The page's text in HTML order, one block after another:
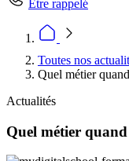
Être rappelé
Toutes nos
Quel métier
Actualités
Quel métier